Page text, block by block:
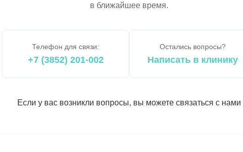
в ближайшее время.
Телефон для связи:
+7 (3852) 201-002
Остались вопросы?
Написать в клинику
Если у вас возникли вопросы, вы можете связаться с нами